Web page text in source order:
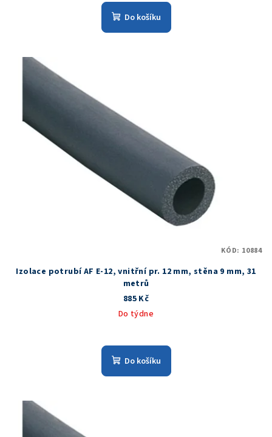
Do košíku
Izolace potrubí AF E-12, vnitřní pr. 12 mm, stěna 9 mm, 31
metrů
885 Kč
Do týdne
Do košíku
KÓD: 10884